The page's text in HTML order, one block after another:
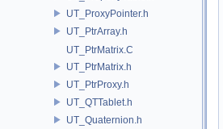
UT_ProxyPointer.h
UT_PtrArray.h
UT_PtrMatrix.C
UT_PtrMatrix.h
UT_PtrProxy.h
UT_QTTablet.h
UT_Quaternion.h